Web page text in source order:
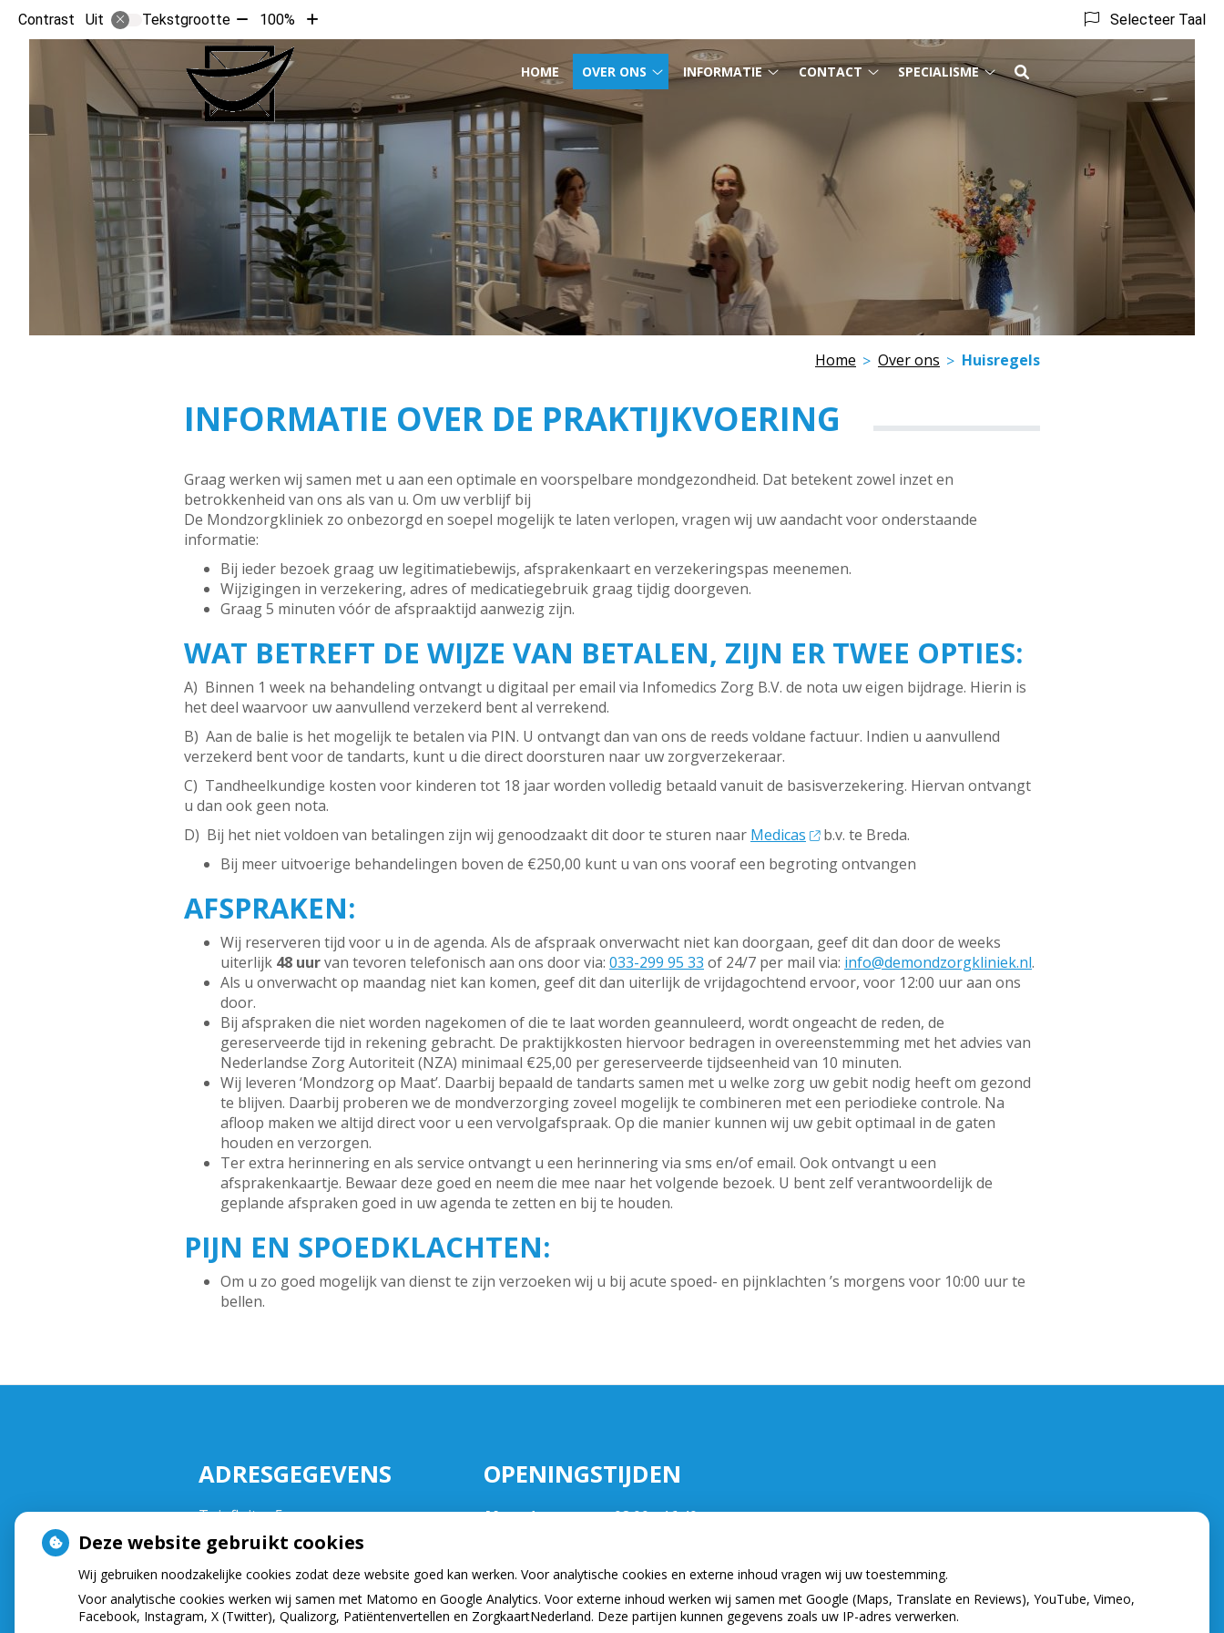
Contrast Uit Tekstgrootte Tekst
verkleinen
met
10%
100%
Tekst
vergroten
10%
Selecteer Taal
HOOFDMENU HOME OVER ONS
Over
submenu
INFORMATIE CONTACT
submenu
SPECIALISME
Specialisme
Home Over ons Huisregels
INFORMATIE OVER DE PRAKTIJKVOERING
Graag werken wij samen met u aan een optimale en voorspelbare mondgezondheid. Dat betekent zowel inzet en
betrokkenheid van ons als van u. Om uw verblijf bij
De Mondzorgkliniek zo onbezorgd en soepel mogelijk te laten verlopen, vragen wij uw aandacht voor onderstaande
informatie:
Bij ieder bezoek graag uw legitimatiebewijs, afsprakenkaart en verzekeringspas meenemen.
Wijzigingen in verzekering, adres of medicatiegebruik graag tijdig doorgeven.
Graag 5 minuten vóór de afspraaktijd aanwezig zijn.
WAT BETREFT DE WIJZE VAN BETALEN, ZIJN ER TWEE OPTIES:
A) Binnen 1 week na behandeling ontvangt u digitaal per email via Infomedics Zorg B.V. de nota uw eigen bijdrage. Hierin is
het deel waarvoor uw aanvullend verzekerd bent al verrekend.
B) Aan de balie is het mogelijk te betalen via PIN. U ontvangt dan van ons de reeds voldane factuur. Indien u aanvullend
verzekerd bent voor de tandarts, kunt u die direct doorsturen naar uw zorgverzekeraar.
C) Tandheelkundige kosten voor kinderen tot 18 jaar worden volledig betaald vanuit de basisverzekering. Hiervan ontvangt
u dan ook geen nota.
D) Bij het niet voldoen van betalingen zijn wij genoodzaakt dit door te sturen naar Medicas
b.v. te Breda.
Bij meer uitvoerige behandelingen boven de €250,00 kunt u van ons vooraf een begroting ontvangen
AFSPRAKEN:
Wij reserveren tijd voor u in de agenda. Als de afspraak onverwacht niet kan doorgaan, geef dit dan door de weeks
uiterlijk 48 uurvan tevoren telefonisch aan ons door via: 033-299 95 33 of 24/7 per mail via: info@demondzorgkliniek.nl.
Als u onverwacht op maandag niet kan komen, geef dit dan uiterlijk de vrijdagochtend ervoor, voor 12:00 uur aan ons
door.
Bij afspraken die niet worden nagekomen of die te laat worden geannuleerd, wordt ongeacht de reden, de
gereserveerde tijd in rekening gebracht. De praktijkkosten hiervoor bedragen in overeenstemming met het advies van
Nederlandse Zorg Autoriteit (NZA) minimaal €25,00 per gereserveerde tijdseenheid van 10 minuten.
Wij leveren ‘Mondzorg op Maat’. Daarbij bepaald de tandarts samen met u welke zorg uw gebit nodig heeft om gezond
te blijven. Daarbij proberen we de mondverzorging zoveel mogelijk te combineren met een periodieke controle. Na
afloop maken we altijd direct voor u een vervolgafspraak. Op die manier kunnen wij uw gebit optimaal in de gaten
houden en verzorgen.
Ter extra herinnering en als service ontvangt u een herinnering via sms en/of email. Ook ontvangt u een
afsprakenkaartje. Bewaar deze goed en neem die mee naar het volgende bezoek. U bent zelf verantwoordelijk de
geplande afspraken goed in uw agenda te zetten en bij te houden.
PIJN EN SPOEDKLACHTEN:
Om u zo goed mogelijk van dienst te zijn verzoeken wij u bij acute spoed- en pijnklachten ’s morgens voor 10:00 uur te
bellen.
ADRESGEGEVENS
Tuinfluiter 5
3752NA Bunschoten
Tel:033 2999533
E-mail: info@demondzorgkliniek.nl
OPENINGSTIJDEN
Maandag:
08.00 - 16:40
Donderdag:
08:00 - 16:40
Vrijdag:
08:00 - 16:40
Deze website gebruikt cookies
Wij gebruiken noodzakelijke cookies zodat deze website goed kan werken. Voor analytische cookies en externe inhoud vragen wij uw toestemming.
Voor analytische cookies werken wij samen met Matomo en Google Analytics. Voor externe inhoud werken wij samen met Google (Maps, Translate en Reviews), YouTube, Vimeo,
Facebook, Instagram, X (Twitter), Qualizorg, Patiëntenvertellen en ZorgkaartNederland. Deze partijen kunnen gegevens zoals uw IP-adres verwerken.